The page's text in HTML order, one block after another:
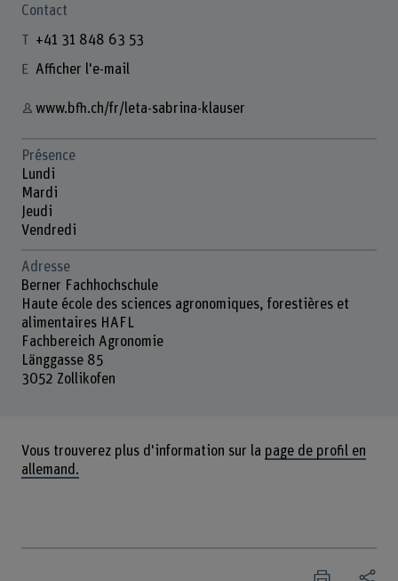
Contact
+41 31 848 63 53
Afficher l'e-mail
www.bfh.ch/fr/leta-sabrina-klauser
Présence
Lundi
Mardi
Jeudi
Vendredi
Adresse
Berner Fachhochschule
Haute école des sciences agronomiques, forestières et
alimentaires HAFL
Fachbereich Agronomie
Länggasse 85
3052 Zollikofen
Vous trouverez plus d'information sur la page de profil en
allemand.